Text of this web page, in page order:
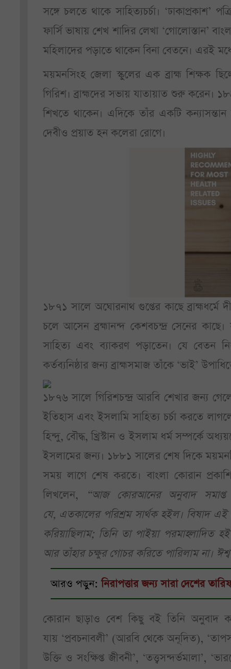
সঙ্গে চলতে থাকে সাহিত্যচর্চা।
ফার্সি ভাষায় শেখ শাদির লেখা ‘গোলোস্তান’
মহিলাদের পড়াতে থাকেন বিনা বেতনে। এরই
ময়মনসিংহ জেলা স্কুলের এক ব্রাহ্ম শিক্ষক
গিরিশ। ব্রাহ্মদের সভায় যাতায়াত শুরু করেন।
শিখতে থাকেন। এদিকে তাঁর একটি
দেবীও প্রয়াত হন কলেরা রোগে।
১৮৭১ সালে অঘোরনাথ গুপ্তের কাছে ব্রাহ্মধর্মে
চলে আসেন ব্রহ্মানন্দ কেশবচন্দ্র সেনের কাছে।
সাহিত্য এবং ব্যাকরণ পড়াতেন। যে বেতন
কর্তব্যনিষ্ঠার জন্য ব্রাহ্মসমাজ তাঁকে ‘ভাই’
১৮৭৬ সালে গিরিশচন্দ্র আরবি শেখার জন্য
ইতিহাস এবং ইসলামি সাহিত্য চর্চা করতে
হিন্দু, বৌদ্ধ, খ্রিস্টান ও ইসলাম ধর্ম সম্পর্কে
ইসলামের জন্য। ১৮৮১ সালের শেষ দিকে
সময় লাগে শেষ করতে। বাংলা কোরান
লিখলেন,
“আজ কোরআনের অনুবাদ সমাপ্ত
যে, এতকালের পরিশ্রম সার্থক হইল। বিষাদ এই
করিয়াছিলাম; তিনি তা পাইয়া পরমাহ্লাদিত
আর তাঁহার চক্ষুর গোচর করিতে পারিলাম না।
আরও পড়ুন:নিরাপত্তার জন্য সারা দেশের
কোরান ছাড়াও বেশ কিছু বই তিনি অনুবাদ
যায় ‘প্রবচনাবলী’ (আরবি থেকে অনূদিত),
উক্তি ও সংক্ষিপ্ত জীবনী’, ‘তত্ত্বসন্দর্ভমালা’,